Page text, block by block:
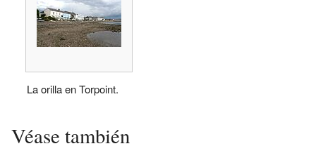
La orilla en Torpoint.
Véase también